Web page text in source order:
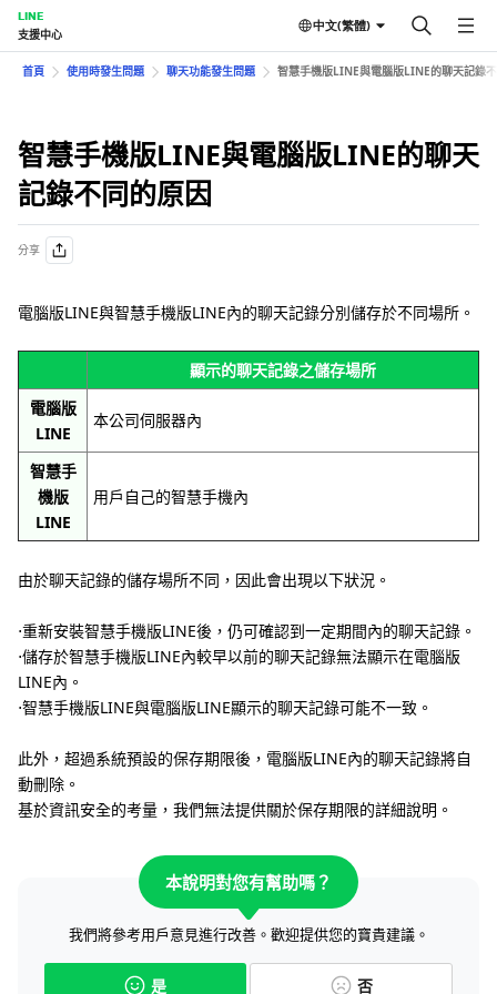
LINE
支援中心
中文(繁體)
首頁 使用時發生問題 聊天功能發生問題 智慧手機版LINE與電腦版LINE的聊天記錄
智慧手機版LINE與電腦版LINE的聊天
記錄不同的原因
分享
電腦版LINE與智慧手機版LINE內的聊天記錄分別儲存於不同場所。
顯示的聊天記錄之儲存場所
電腦版
LINE
本公司伺服器內
智慧手
機版
LINE
用戶自己的智慧手機內
由於聊天記錄的儲存場所不同，因此會出現以下狀況。
⋅重新安裝智慧手機版LINE後，仍可確認到一定期間內的聊天記錄。
⋅儲存於智慧手機版LINE內較早以前的聊天記錄無法顯示在電腦版
LINE內。
⋅智慧手機版LINE與電腦版LINE顯示的聊天記錄可能不一致。
此外，超過系統預設的保存期限後，電腦版LINE內的聊天記錄將自
動刪除。
基於資訊安全的考量，我們無法提供關於保存期限的詳細說明。
本說明對您有幫助嗎？
我們將參考用戶意見進行改善。歡迎提供您的寶貴建議。
是 否